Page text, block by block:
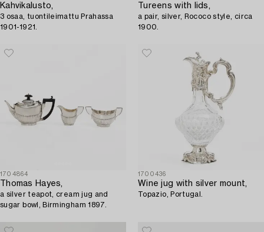
Kahvikalusto,
3 osaa, tuontileimattu Prahassa
1901-1921.
Tureens with lids,
a pair, silver, Rococo style, circa
1900.
1704864
Thomas Hayes,
a silver teapot, cream jug and
sugar bowl, Birmingham 1897.
1700436
Wine jug with silver mount,
Topazio, Portugal.